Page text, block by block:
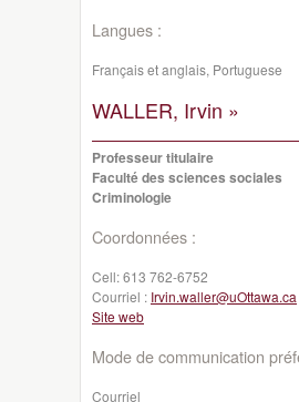
Langues :
Français et anglais, Portuguese
WALLER, Irvin »
Professeur titulaire
Faculté des sciences sociales
Criminologie
Coordonnées :
Cell:613 762-6752
Courriel : Irvin.waller@uOttawa.ca
Site web
Mode de communication
Courriel